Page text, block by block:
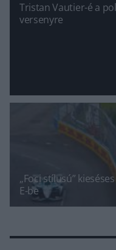
Tristan Vautier-é a
versenyre
„Foci stílusú”
E-be